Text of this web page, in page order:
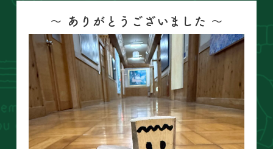
〜 ありがとうございました 〜